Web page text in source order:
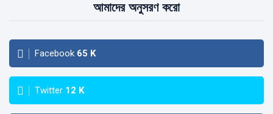
আমাদের অনুসরণ করো
Facebook 65 K
Twitter 12 K